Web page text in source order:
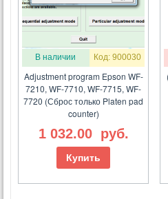
В наличии Код: 900030
Adjustment program Epson WF-
7210, WF-7710, WF-7715, WF-
7720 (Сброс только Platen pad
counter)
1 032.00 руб.
Купить